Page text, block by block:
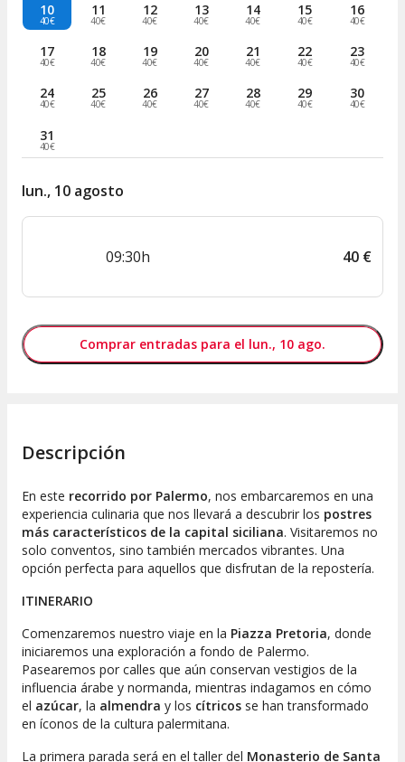
10
40€
11
40€
12
40€
13
40€
14
40€
15
40€
16
40€
17
40€
18
40€
19
40€
20
40€
21
40€
22
40€
23
40€
24
40€
25
40€
26
40€
27
40€
28
40€
29
40€
30
40€
31
40€
lun., 10 agosto
09:30h 40 €
Comprar entradas para el lun., 10 ago.
Descripción
En este recorrido por Palermo, nos embarcaremos en una
experiencia culinaria que nos llevará a descubrir los postres
más característicos de la capital siciliana. Visitaremos no
solo conventos, sino también mercados vibrantes. Una
opción perfecta para aquellos que disfrutan de la repostería.
ITINERARIO
Comenzaremos nuestro viaje en la Piazza Pretoria, donde
iniciaremos una exploración a fondo de Palermo.
Pasearemos por calles que aún conservan vestigios de la
influencia árabe y normanda, mientras indagamos en cómo
el azúcar, la almendra y los cítricos se han transformado
en íconos de la cultura palermitana.
La primera parada será en el taller del Monasterio de Santa